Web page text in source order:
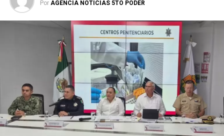
La coordinación tecnológica del C5 y el despliegue
operativo en campo permitieron la recuperación de105
relacionados con reportes de robo o probables
hechos delictivos. Además, se realizaron
24 mil 622
revisiones preventivasa personas y unidades
vehiculares, reforzando la vigilancia en zonas estratégicas
y puntos de alta movilidad.
Por AGENCIA NOTICIAS 5TO PODER